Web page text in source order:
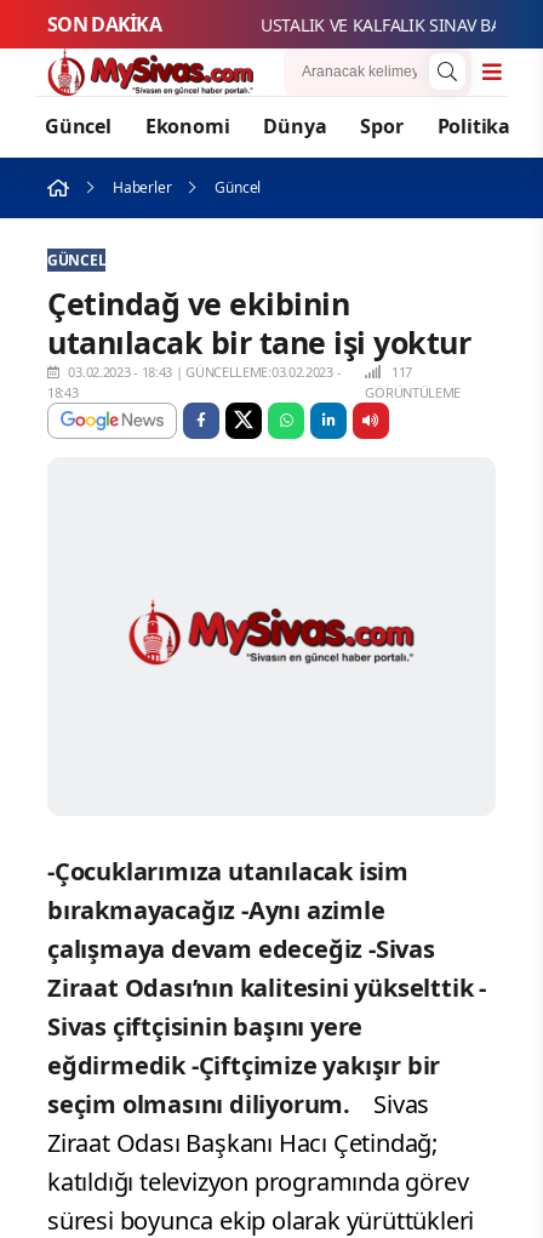
SON DAKİKA
Güncel Ekonomi Dünya Spor Politika
Haberler Güncel
GÜNCEL
Çetindağ ve ekibinin
utanılacak bir tane işi yoktur
03.02.2023 - 18:43 |GÜNCELLEME:03.02.2023 -
18:43
117
GÖRÜNTÜLEME
-Çocuklarımıza utanılacak isim
bırakmayacağız-Aynı azimle
çalışmaya devam edeceğiz-Sivas
Ziraat Odası’nın kalitesini yükselttik-
Sivas çiftçisinin başını yere
eğdirmedik-Çiftçimize yakışır bir
seçim olmasını diliyorum.
Sivas
Ziraat Odası Başkanı Hacı Çetindağ;
katıldığı televizyon programında görev
süresi boyunca ekip olarak yürüttükleri